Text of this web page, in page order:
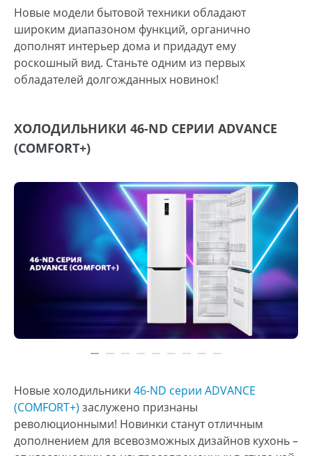
Новые модели бытовой техники обладают
широким диапазоном функций, органично
дополнят интерьер дома и придадут ему
роскошный вид. Станьте одним из первых
обладателей долгожданных новинок!
ХОЛОДИЛЬНИКИ 46-ND СЕРИИ ADVANCE
(COMFORT+)
Новые холодильники 46-ND серии ADVANCE
(COMFORT+) заслужено признаны
революционными! Новинки станут отличным
дополнением для всевозможных дизайнов кухонь –